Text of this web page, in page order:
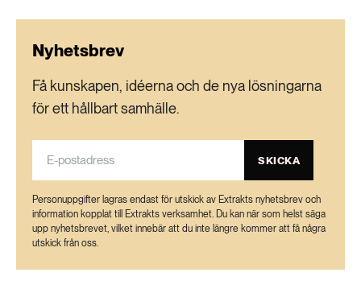
Nyhetsbrev
Få kunskapen, idéerna och de nya lösningarna
för ett hållbart samhälle.
SKICKA
Personuppgifter lagras endast för utskick av Extrakts nyhetsbrev och
information kopplat till Extrakts verksamhet. Du kan när som helst säga
upp nyhetsbrevet, vilket innebär att du inte längre kommer att få några
utskick från oss.